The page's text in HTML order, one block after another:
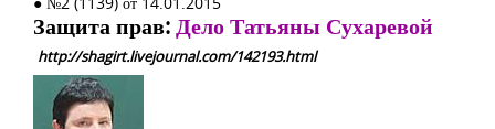
Защита прав:Дело Татьяны Сухаревой
http://shagirt.livejournal.com/142193.html